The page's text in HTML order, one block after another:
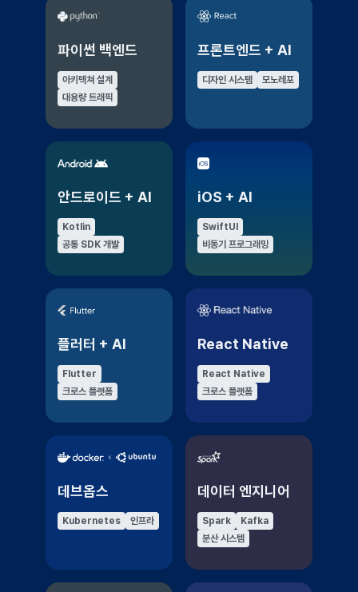
파이썬 백엔드
아키텍쳐 설계
대용량 트래픽
프론트엔드 + AI
디자인 시스템 모노레포
안드로이드 + AI
Kotlin
공통 SDK 개발
iOS + AI
SwiftUI
비동기 프로그래밍
플러터 + AI
Flutter
크로스 플랫폼
React Native
React Native
크로스 플랫폼
데브옵스
Kubernetes 인프라
데이터 엔지니어
Spark
Kafka
분산 시스템